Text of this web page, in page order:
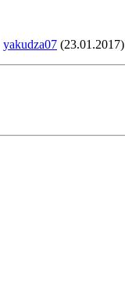
yakudza07 (23.01.2017)